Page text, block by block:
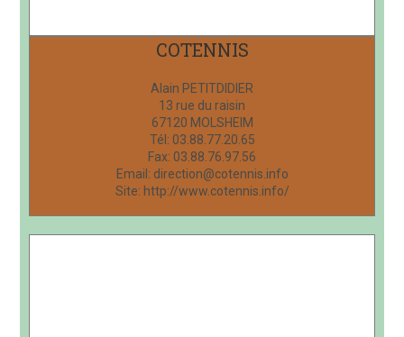
COTENNIS
Alain PETITDIDIER
13 rue du raisin
67120 MOLSHEIM
Tél: 03.88.77.20.65
Fax: 03.88.76.97.56
Email: direction@cotennis.info
Site: http://www.cotennis.info/